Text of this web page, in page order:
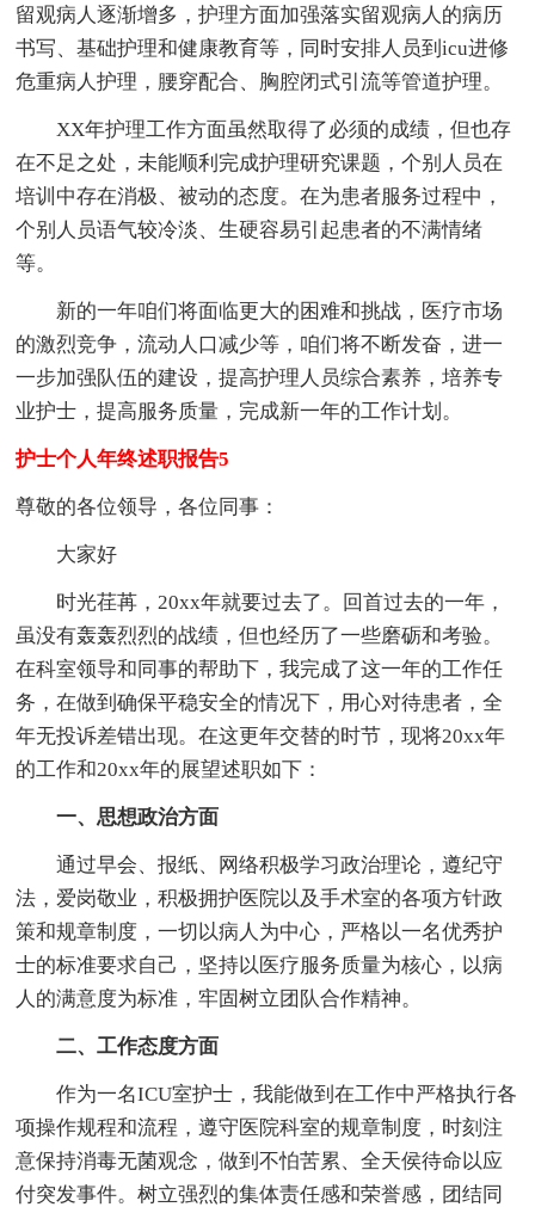
留观病人逐渐增多，护理方面加强落实留观病人的病历
书写、基础护理和健康教育等，同时安排人员到icu进修
危重病人护理，腰穿配合、胸腔闭式引流等管道护理。
XX年护理工作方面虽然取得了必须的成绩，但也存
在不足之处，未能顺利完成护理研究课题，个别人员在
培训中存在消极、被动的态度。在为患者服务过程中，
个别人员语气较冷淡、生硬容易引起患者的不满情绪
等。
新的一年咱们将面临更大的困难和挑战，医疗市场
的激烈竞争，流动人口减少等，咱们将不断发奋，进一
一步加强队伍的建设，提高护理人员综合素养，培养专
业护士，提高服务质量，完成新一年的工作计划。
护士个人年终述职报告5
尊敬的各位领导，各位同事：
大家好
时光荏苒，20xx年就要过去了。回首过去的一年，
虽没有轰轰烈烈的战绩，但也经历了一些磨砺和考验。
在科室领导和同事的帮助下，我完成了这一年的工作任
务，在做到确保平稳安全的情况下，用心对待患者，全
年无投诉差错出现。在这更年交替的时节，现将20xx年
的工作和20xx年的展望述职如下：
一、思想政治方面
通过早会、报纸、网络积极学习政治理论，遵纪守
法，爱岗敬业，积极拥护医院以及手术室的各项方针政
策和规章制度，一切以病人为中心，严格以一名优秀护
士的标准要求自己，坚持以医疗服务质量为核心，以病
人的满意度为标准，牢固树立团队合作精神。
二、工作态度方面
作为一名ICU室护士，我能做到在工作中严格执行各
项操作规程和流程，遵守医院科室的规章制度，时刻注
意保持消毒无菌观念，做到不怕苦累、全天侯待命以应
付突发事件。树立强烈的集体责任感和荣誉感，团结同